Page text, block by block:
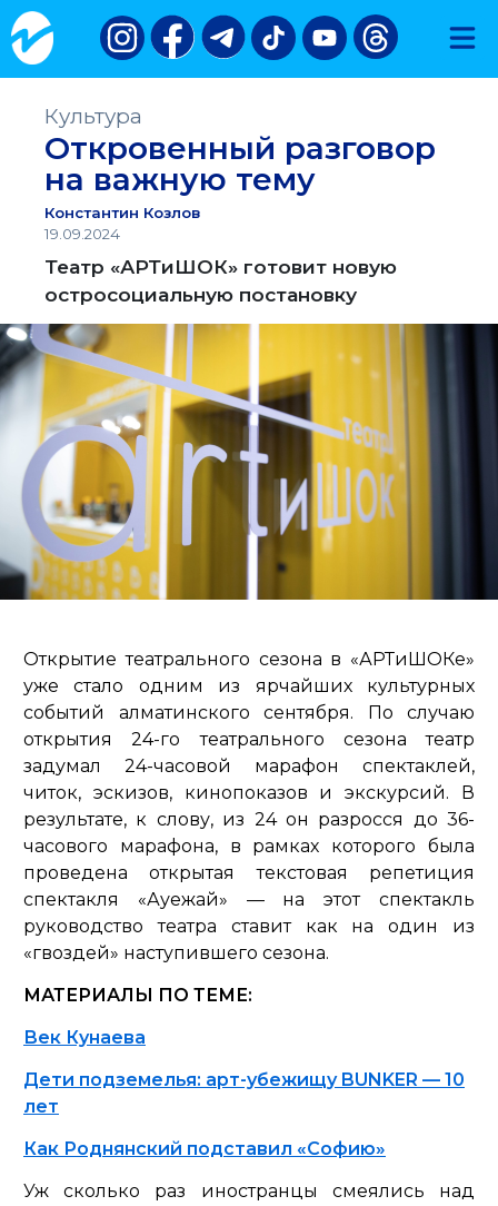
Культура
Откровенный разговор
на важную тему
Константин Козлов
19.09.2024
Театр «АРТиШОК» готовит новую
остросоциальную постановку
Открытие театрального сезона в «АРТиШОКе»
уже стало одним из ярчайших культурных
событий алматинского сентября. По случаю
открытия 24-го театрального сезона театр
задумал 24-часовой марафон спектаклей,
читок, эскизов, кинопоказов и экскурсий. В
результате, к слову, из 24 он разросся до 36-
часового марафона, в рамках которого была
проведена открытая текстовая репетиция
спектакля «Ауежай» — на этот спектакль
руководство театра ставит как на один из
«гвоздей» наступившего сезона.
МАТЕРИАЛЫ ПО ТЕМЕ:
Век Кунаева
Дети подземелья: арт-убежищу BUNKER — 10
лет
Как Роднянский подставил «Софию»
Уж сколько раз иностранцы смеялись над